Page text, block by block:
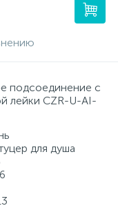
подсоединение с
лейки CZR-U-AI-
для душа